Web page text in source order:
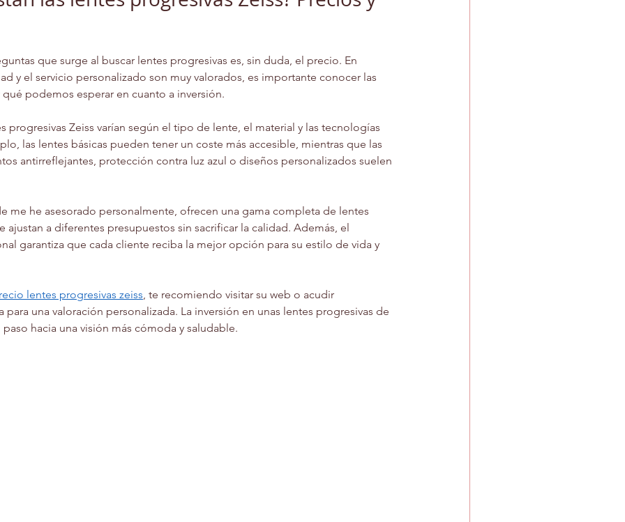
que surge al buscar lentes progresivas es, sin duda, el precio. En
y el servicio personalizado son muy valorados, es importante conocer las
podemos esperar en cuanto a inversión.
progresivas Zeiss varían según el tipo de lente, el material y las tecnologías
las lentes básicas pueden tener un coste más accesible, mientras que las
antirreflejantes, protección contra luz azul o diseños personalizados suelen
me he asesorado personalmente, ofrecen una gama completa de lentes
ajustan a diferentes presupuestos sin sacrificar la calidad. Además, el
garantiza que cada cliente reciba la mejor opción para su estilo de vida y
lentes progresivas zeiss, te recomiendo visitar su web o acudir
una valoración personalizada. La inversión en unas lentes progresivas de
hacia una visión más cómoda y saludable.